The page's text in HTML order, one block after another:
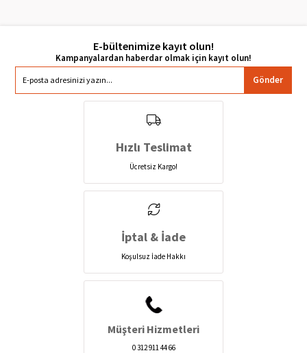
E-bültenimize kayıt olun!
Gönder
Hızlı Teslimat
Ücretsiz Kargo!
İptal & İade
Koşulsuz İade Hakkı
Müşteri Hizmetleri
0 312 911 44 66